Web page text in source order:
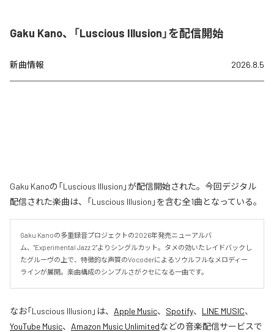
Gaku Kano、「Luscious Illusion」を配信開始
新曲情報 2026.8.5
Gaku Kanoの「Luscious Illusion」が配信開始された。今回デジタル
配信された楽曲は、「Luscious Illusion」を含む全1曲となっている。
Gaku Kanoの多重録音プロジェクトの2026年発売ニューアルバ
ム、"Experimental Jazz 2"よりシングルカット。タメの効いたレイドバックし
たグルーヴの上で、特徴的な声質のVocoderによるソウルフルなメロディー
ラインが展開。楽曲構成のシンプルさがクセになる一曲です。
なお「Luscious Illusion 」は、 Apple Music、 Spotify、 LINE MUSIC、
YouTube Music、 Amazon Music Unlimitedなどの音楽配信サービスで